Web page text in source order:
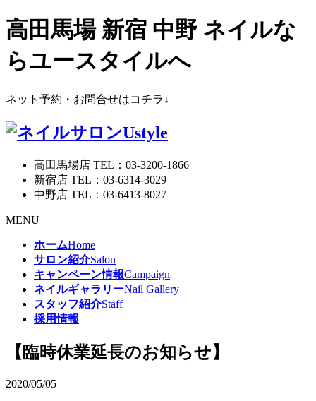
高田馬場 新宿 中野 ネイルな
らユースタイルへ
ネット予約・お問合せはコチラ↓
高田馬場店 TEL：03-3200-1866
新宿店 TEL：03-6314-3029
中野店 TEL：03-6413-8027
MENU
ホームHome
サロン紹介Salon
キャンペーン情報Campaign
ネイルギャラリーNail Gallery
スタッフ紹介Staff
採用情報
【臨時休業延長のお知らせ】
2020/05/05